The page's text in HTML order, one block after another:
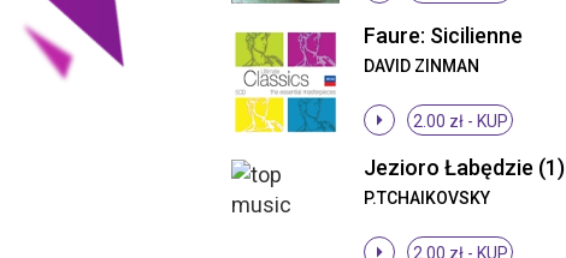
Faure: Sicilienne
DAVID ZINMAN
2.00 zł - KUP
Jezioro Łabędzie (1)
P.TCHAIKOVSKY
2.00 zł - KUP